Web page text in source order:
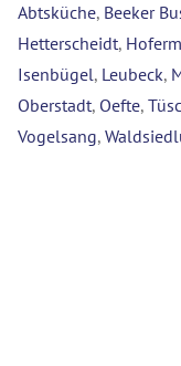
Abtsküche, Beeker
Hetterscheidt,
Isenbügel, Leubeck,
Oberstadt, Oefte,
Vogelsang,